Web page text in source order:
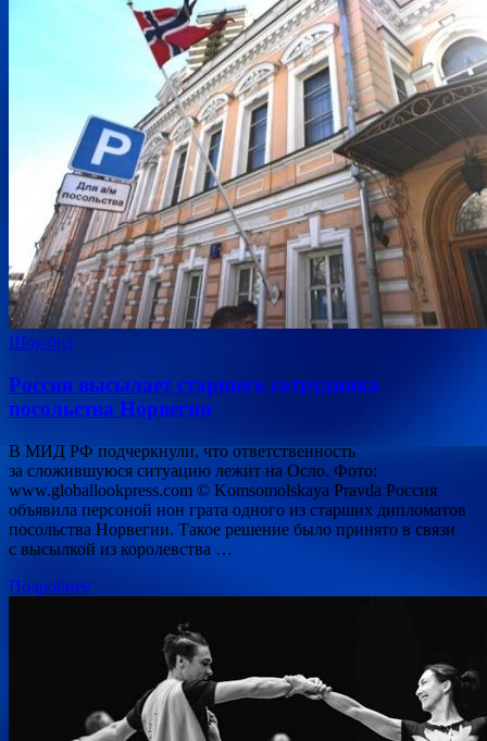
Шоу-биз
Россия высылает старшего сотрудника
посольства Норвегии
В МИД РФ подчеркнули, что ответственность
за сложившуюся ситуацию лежит на Осло. Фото:
www.globallookpress.com © Komsomolskaya Pravda Россия
объявила персоной нон грата одного из старших дипломатов
посольства Норвегии. Такое решение было принято в связи
с высылкой из королевства …
Подробнее